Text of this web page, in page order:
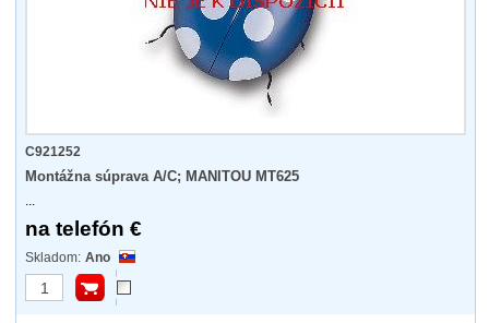
C921252
Montážna súprava A/C; MANITOU MT625
...
na telefón €
Ano